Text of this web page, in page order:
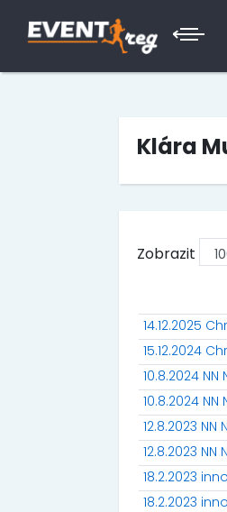
Klára
Zobrazit
14.12.2025
15.12.2024
10.8.2024 NN
10.8.2024 NN
12.8.2023 NN
12.8.2023 NN
18.2.2023
18.2.2023